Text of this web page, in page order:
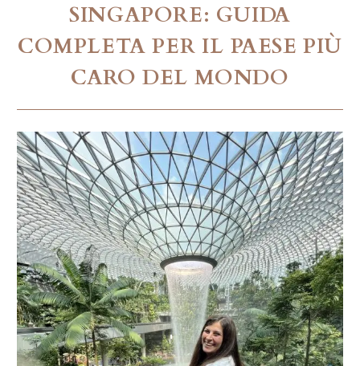
SINGAPORE: GUIDA
COMPLETA PER IL PAESE PIÙ
CARO DEL MONDO